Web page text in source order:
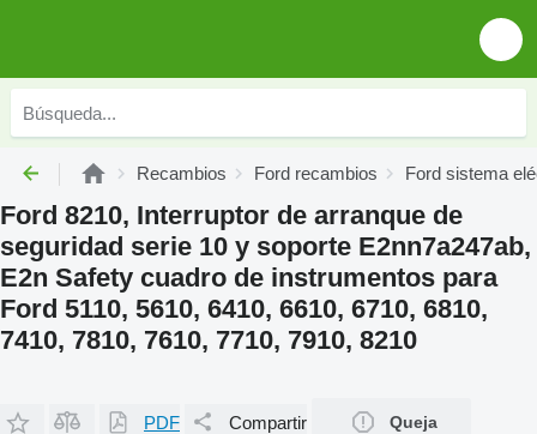
Recambios Ford recambios Ford sistema
Ford 8210, Interruptor de arranque de
seguridad serie 10 y soporte E2nn7a247ab,
E2n Safety cuadro de instrumentos para
Ford 5110, 5610, 6410, 6610, 6710, 6810,
7410, 7810, 7610, 7710, 7910, 8210
PDF Compartir Queja